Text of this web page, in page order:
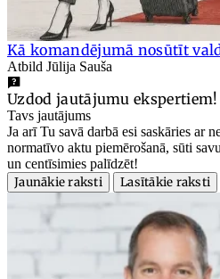
Kā komandējumā nosūtīt
Atbild Jūlija Sauša
Uzdod jautājumu ekspertiem!
Tavs jautājums
Ja arī Tu savā darbā esi saskāries ar
normatīvo aktu piemērošanā, sūti
un centīsimies palīdzēt!
Jaunākie raksti
Lasītākie raksti